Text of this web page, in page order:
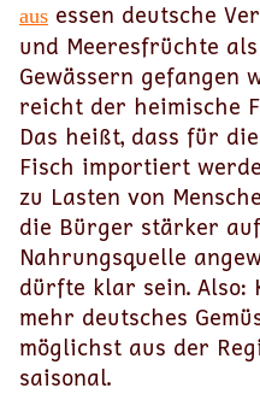
aus essen deutsche
und Meeresfrüchte
Gewässern gefangen
reicht der heimische
Das heißt, dass für
Fisch importiert
zu Lasten von
die Bürger stärker
Nahrungsquelle
dürfte klar sein. Also:
mehr deutsches
möglichst aus der
saisonal.